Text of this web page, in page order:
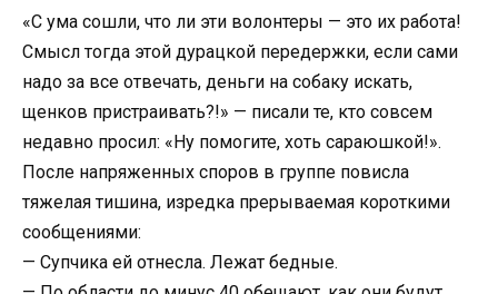
«С ума сошли, что ли эти волонтеры — это их работа!
Смысл тогда этой дурацкой передержки, если сами
надо за все отвечать, деньги на собаку искать,
щенков пристраивать?!» — писали те, кто совсем
недавно просил: «Ну помогите, хоть сараюшкой!».
После напряженных споров в группе повисла
тяжелая тишина, изредка прерываемая короткими
сообщениями:
— Супчика ей отнесла. Лежат бедные.